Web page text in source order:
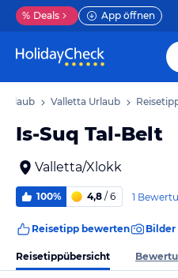
% Deals App öffnen
Urlaub Valletta Urlaub
Is-Suq Tal-Belt
Valletta/Xlokk
100% 4,8 / 6 1
Reisetipp bewerten Bilder
Reisetippübersicht